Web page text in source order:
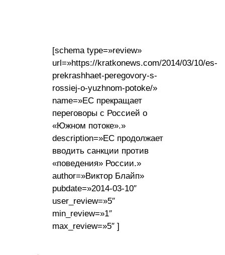
[schema type=»review»
url=»https://kratkonews.com/2014/03/10/es-
prekrashhaet-peregovory-s-
rossiej-o-yuzhnom-potoke/»
name=»ЕС прекращает
переговоры с Россией о
«Южном потоке».»
description=»ЕС продолжает
вводить санкции против
«поведения» России.»
author=»Виктор Блайп»
pubdate=»2014-03-10″
user_review=»5″
min_review=»1″
max_review=»5″ ]